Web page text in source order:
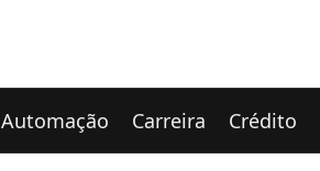
Automação Carreira Crédito